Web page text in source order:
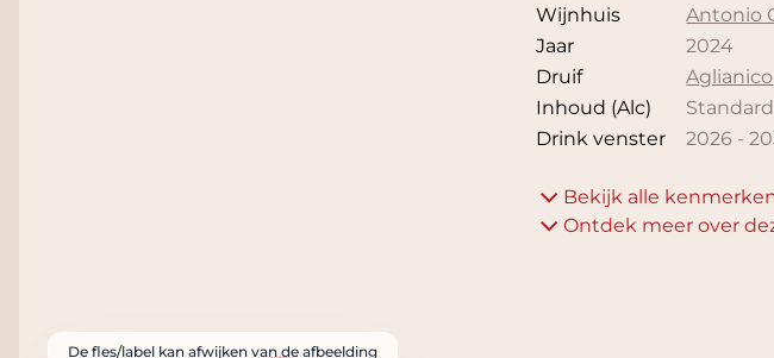
De fles/label kan afwijken van de afbeelding
Wijnhuis
Antonio
Jaar
2024
Druif
Aglianico
Inhoud (Alc)
Drink venster
2026 -
Bekijk alle
Ontdek meer over